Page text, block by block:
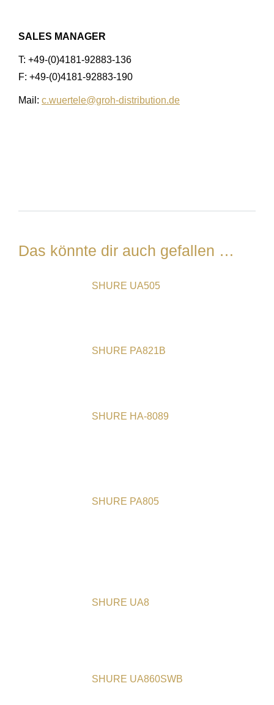
SALES MANAGER
T: +49-(0)4181-92883-136
F: +49-(0)4181-92883-190
Mail: c.wuertele@groh-distribution.de
Das könnte dir auch gefallen …
SHURE UA505
SHURE PA821B
SHURE HA-8089
SHURE PA805
SHURE UA8
SHURE UA860SWB